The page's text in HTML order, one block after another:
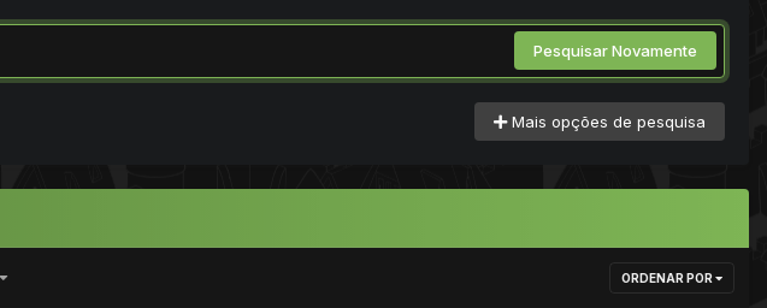
Pesquisar Novamente
Mais opções de pesquisa
ORDENAR POR